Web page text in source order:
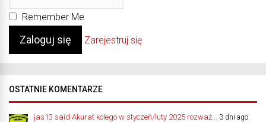
Remember Me
Zarejestruj się
OSTATNIE KOMENTARZE
jas13 said Akurat kolego w styczeń/luty 2025 rozważ... 3 dni ago